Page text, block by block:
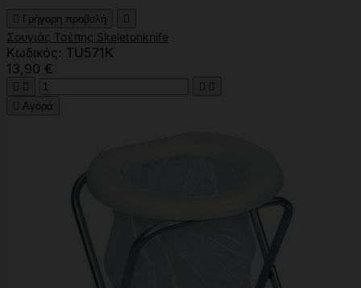
 Γρήγορη προβολή 
Σουγιάς Τσέπης Skeletonknife
Κωδικός: TU571K
13,90 €
   
 Αγορά